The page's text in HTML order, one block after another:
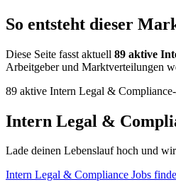
So entsteht dieser
Diese Seite fasst aktuell 89 aktive
Arbeitgeber und Marktverteilungen
89 aktive Intern Legal &
Intern Legal &
Lade deinen Lebenslauf hoch und
Intern Legal & Compliance Jobs